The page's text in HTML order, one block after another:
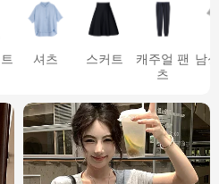
셔츠 스커트
캐주얼 팬
츠
남